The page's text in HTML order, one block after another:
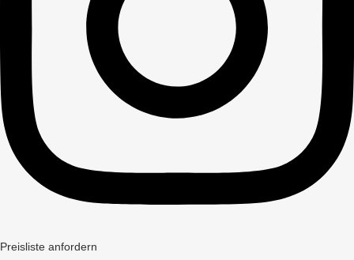
Preisliste anfordern